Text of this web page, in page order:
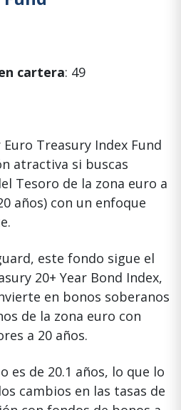
cartera: 49
Euro Treasury Index Fund
atractiva si buscas
Tesoro de la zona euro a
años) con un enfoque
este fondo sigue el
20+ Year Bond Index,
en bonos soberanos
de la zona euro con
a 20 años.
es de 20.1 años, lo que lo
cambios en las tasas de